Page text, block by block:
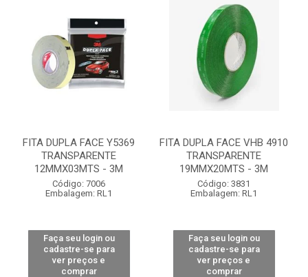
FITA DUPLA FACE Y5369
TRANSPARENTE
12MMX03MTS - 3M
Código: 7006
Embalagem: RL1
Faça seu login ou
cadastre-se para
ver preços e
comprar
FITA DUPLA FACE VHB 4910
TRANSPARENTE
19MMX20MTS - 3M
Código: 3831
Embalagem: RL1
Faça seu login ou
cadastre-se para
ver preços e
comprar